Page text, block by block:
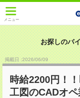
メニュー
お探しのバ
掲載日 :2026/06/09
時給2200円！
工図のCADオ